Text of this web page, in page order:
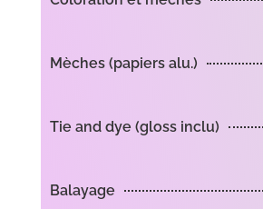
Mèches (papiers alu.)
Tie and dye (gloss inclu)
Balayage